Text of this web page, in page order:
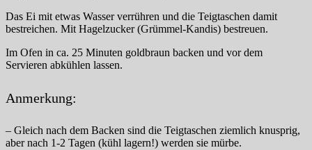
Das Ei mit etwas Wasser verrühren und die Teigtaschen damit
bestreichen. Mit Hagelzucker (Grümmel-Kandis) bestreuen.
Im Ofen in ca. 25 Minuten goldbraun backen und vor dem
Servieren abkühlen lassen.
Anmerkung:
– Gleich nach dem Backen sind die Teigtaschen ziemlich knusprig,
aber nach 1-2 Tagen (kühl lagern!) werden sie mürbe.